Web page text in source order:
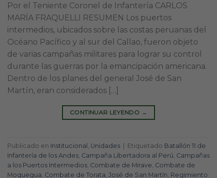
Por el Teniente Coronel de Infantería CARLOS
MARÍA FRAQUELLI RESUMEN Los puertos
intermedios, ubicados sobre las costas peruanas del
Océano Pacífico y al sur del Callao, fueron objeto
de varias campañas militares para lograr su control
durante las guerras por la emancipación americana.
Dentro de los planes del general José de San
Martín, eran considerados […]
CONTINUAR LEYENDO →
Publicado en Institucional Unidades Etiquetado Batallón 11 de
Infantería de los Andes Campaña Libertadora al Perú Campañas
a los Puertos Intermedios Combate de Mirave Combate de
Moquegua Combate de Torata José de San Martín Regimiento